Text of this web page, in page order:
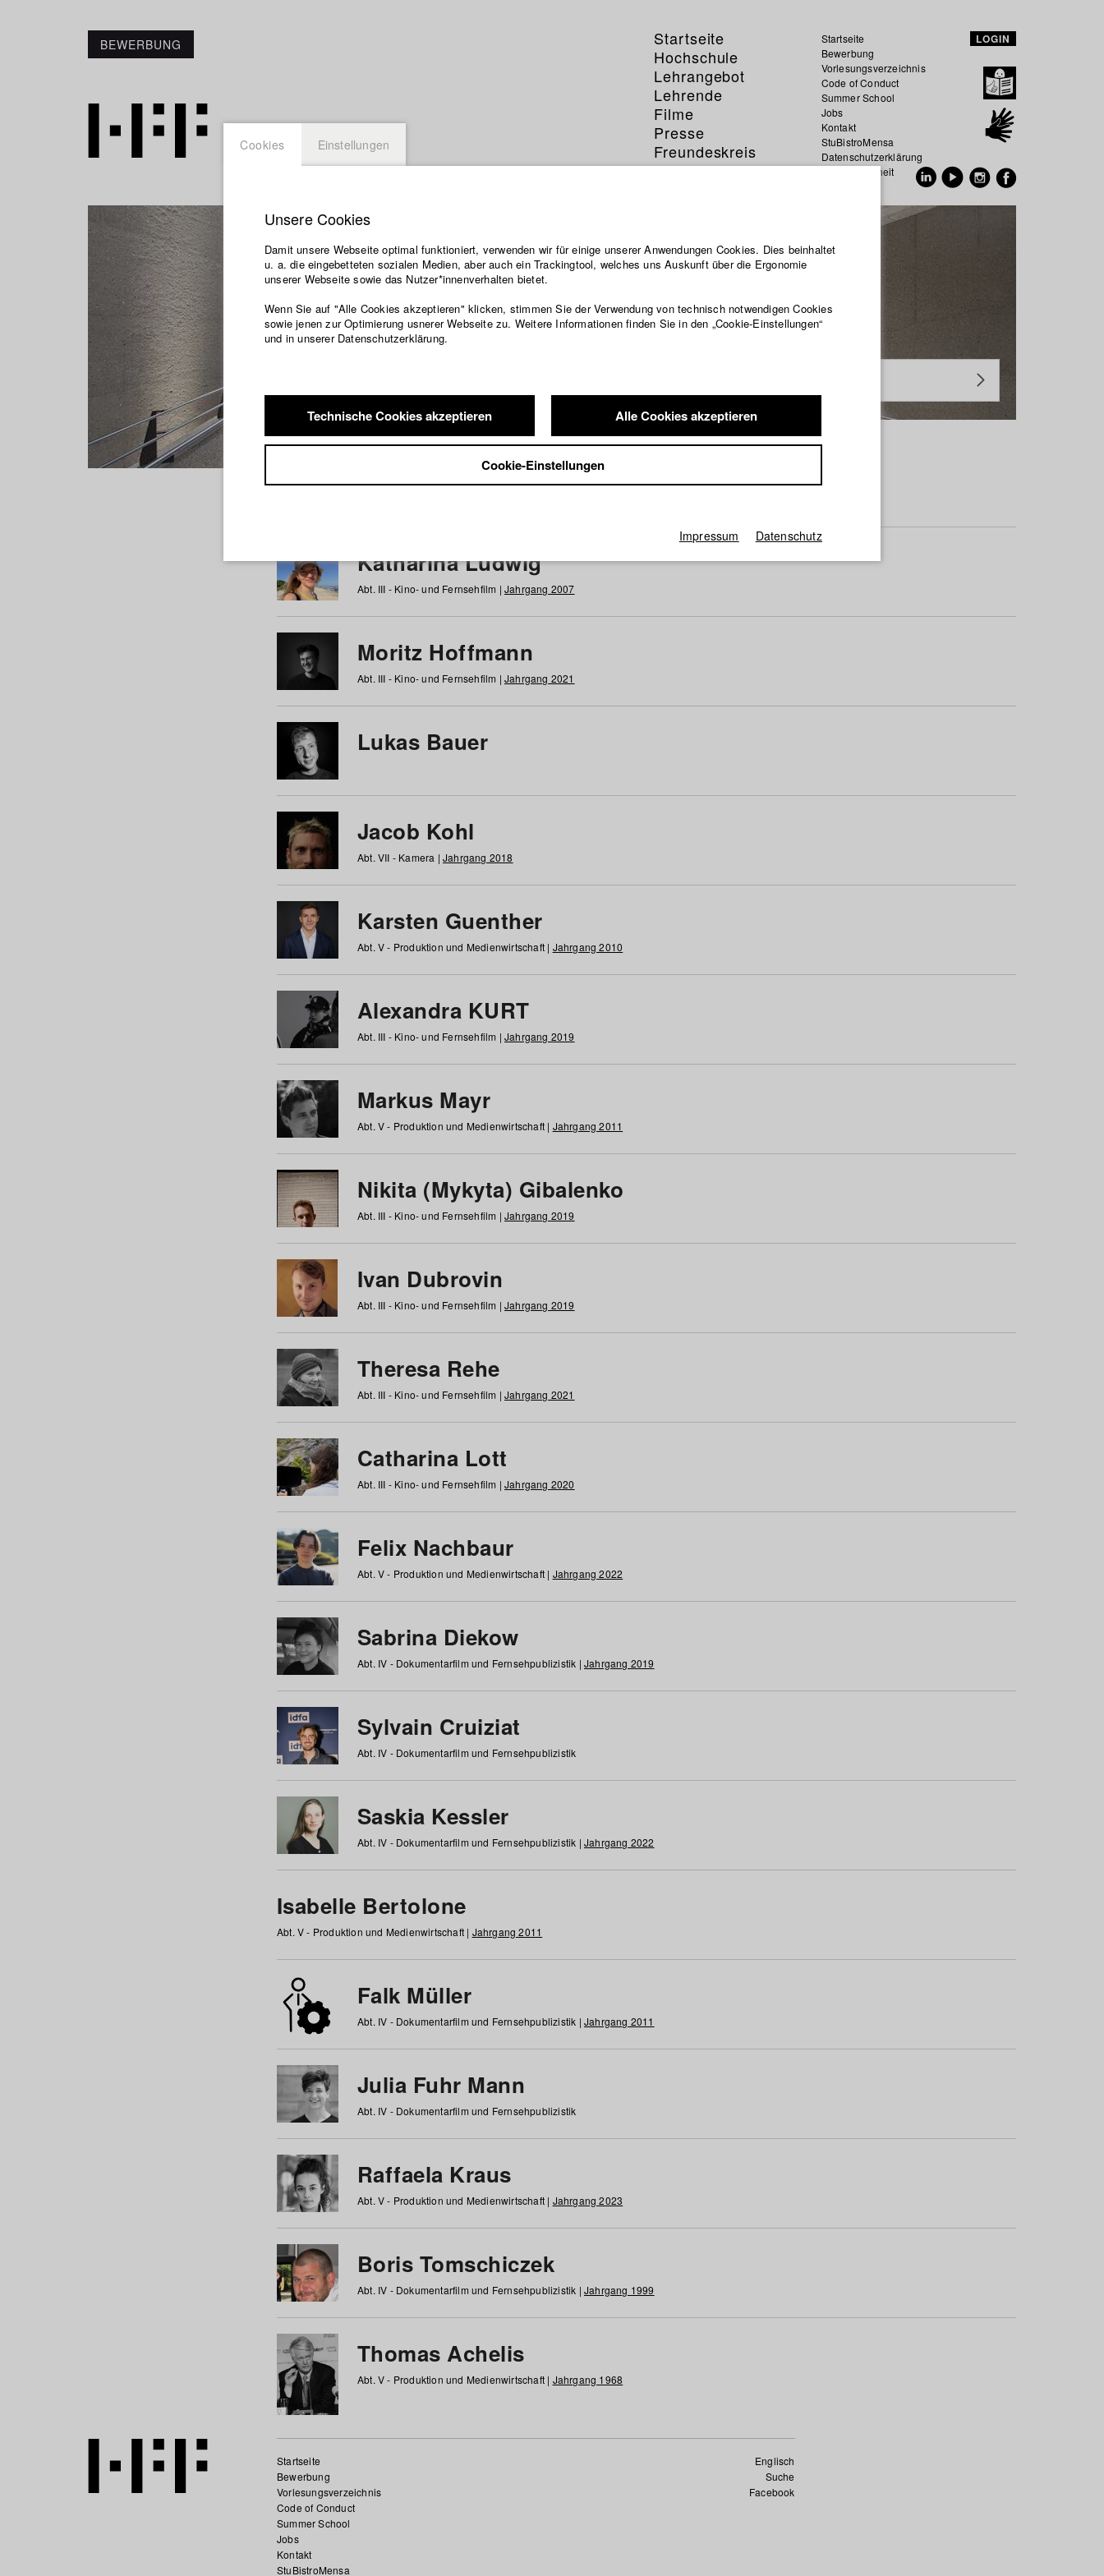
BEWERBUNG
Startseite
Hochschule
Lehrangebot
Lehrende
Filme
Presse
Freundeskreis
Service
Startseite
Bewerbung
Vorlesungsverzeichnis
Code of Conduct
Summer School
Jobs
Kontakt
StuBistroMensa
Datenschutzerklärung
Datensicherheit
LOGIN
Studierende / Alumni
a b c d e f g h i j k l m n o p q r s t u v w x y z Alle
Katharina Ludwig
Abt. III - Kino- und Fernsehfilm | Jahrgang 2007
Moritz Hoffmann
Abt. III - Kino- und Fernsehfilm | Jahrgang 2021
Lukas Bauer
Jacob Kohl
Abt. VII - Kamera | Jahrgang 2018
Karsten Guenther
Abt. V - Produktion und Medienwirtschaft | Jahrgang 2010
Alexandra KURT
Abt. III - Kino- und Fernsehfilm | Jahrgang 2019
Markus Mayr
Abt. V - Produktion und Medienwirtschaft | Jahrgang 2011
Nikita (Mykyta) Gibalenko
Abt. III - Kino- und Fernsehfilm | Jahrgang 2019
Ivan Dubrovin
Abt. III - Kino- und Fernsehfilm | Jahrgang 2019
Theresa Rehe
Abt. III - Kino- und Fernsehfilm | Jahrgang 2021
Catharina Lott
Abt. III - Kino- und Fernsehfilm | Jahrgang 2020
Felix Nachbaur
Abt. V - Produktion und Medienwirtschaft | Jahrgang 2022
Sabrina Diekow
Abt. IV - Dokumentarfilm und Fernsehpublizistik | Jahrgang 2019
Sylvain Cruiziat
Abt. IV - Dokumentarfilm und Fernsehpublizistik
Saskia Kessler
Abt. IV - Dokumentarfilm und Fernsehpublizistik | Jahrgang 2022
Isabelle Bertolone
Abt. V - Produktion und Medienwirtschaft | Jahrgang 2011
Falk Müller
Abt. IV - Dokumentarfilm und Fernsehpublizistik | Jahrgang 2011
Julia Fuhr Mann
Abt. IV - Dokumentarfilm und Fernsehpublizistik
Raffaela Kraus
Abt. V - Produktion und Medienwirtschaft | Jahrgang 2023
Boris Tomschiczek
Abt. IV - Dokumentarfilm und Fernsehpublizistik | Jahrgang 1999
Thomas Achelis
Abt. V - Produktion und Medienwirtschaft | Jahrgang 1968
Englisch
Suche
Facebook
Startseite
Bewerbung
Vorlesungsverzeichnis
Code of Conduct
Summer School
Jobs
Kontakt
StuBistroMensa
Cookies Einstellungen
Unsere Cookies
Damit unsere Webseite optimal funktioniert, verwenden wir für einige unserer Anwendungen Cookies. Dies beinhaltet
u. a. die eingebetteten sozialen Medien, aber auch ein Trackingtool, welches uns Auskunft über die Ergonomie
unserer Webseite sowie das Nutzer*innenverhalten bietet.
Wenn Sie auf "Alle Cookies akzeptieren" klicken, stimmen Sie der Verwendung von technisch notwendigen Cookies
sowie jenen zur Optimierung usnerer Webseite zu. Weitere Informationen finden Sie in den „Cookie-Einstellungen“
und in unserer Datenschutzerklärung.
Technische Cookies akzeptieren Alle Cookies akzeptieren
Cookie-Einstellungen
Impressum Datenschutz